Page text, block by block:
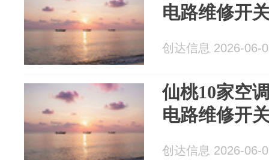
电路维修开
创达信息 2026-06-
仙桃10家空
电路维修开
创达信息 2026-06-